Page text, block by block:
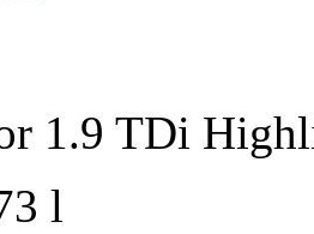
1.9 TDi
l